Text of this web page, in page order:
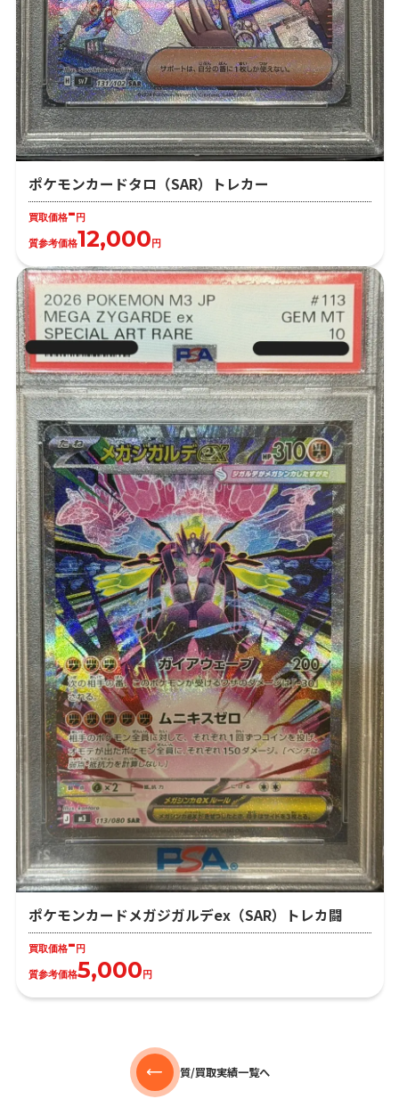
ポケモンカードタロ（SAR）トレカー
買取価格-円
質参考価格12,000円
ポケモンカードメガジガルデex（SAR）トレカ闘
買取価格- 円
質参考価格5,000 円
質/買取実績一覧へ